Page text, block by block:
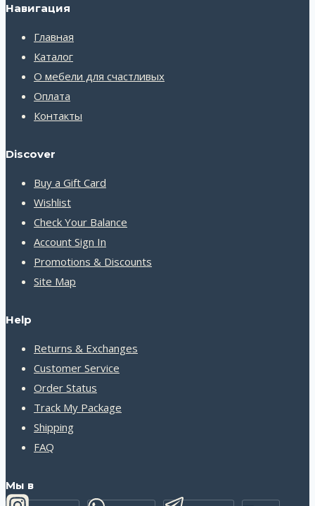
Навигация
Главная
Каталог
О мебели для счастливых
Оплата
Контакты
Discover
Buy a Gift Card
Wishlist
Check Your Balance
Account Sign In
Promotions & Discounts
Site Map
Help
Returns & Exchanges
Customer Service
Order Status
Track My Package
Shipping
FAQ
Мы в